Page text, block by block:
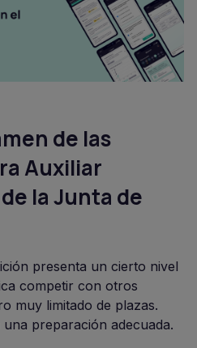
de las
Auxiliar
la Junta de
presenta un cierto nivel
competir con otros
muy limitado de plazas.
preparación adecuada.